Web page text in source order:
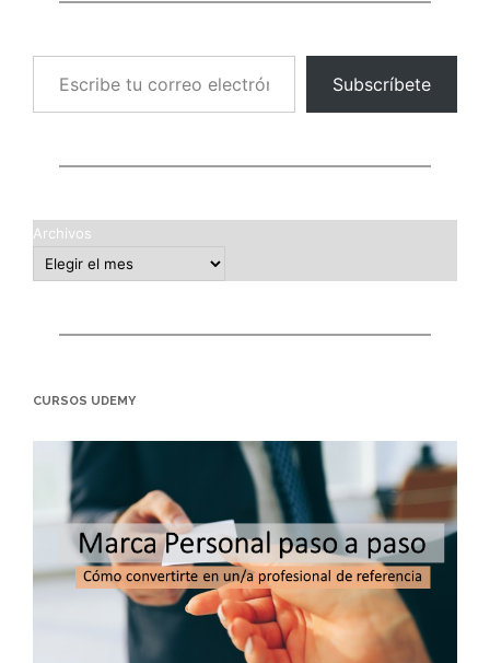
Escribe tu correo electrónico…
Subscríbete
Archivos
CURSOS UDEMY